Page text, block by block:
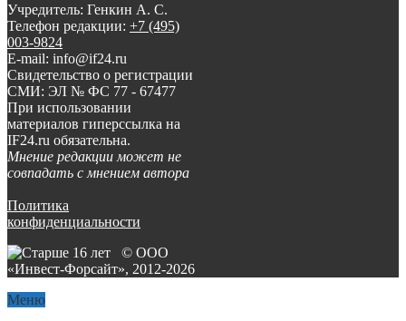
Учредитель: Генкин А. С.
Телефон редакции: +7 (495)
003-9824
E-mail: info@if24.ru
Свидетельство о регистрации
СМИ: ЭЛ № ФС 77 - 67477
При использовании
материалов гиперссылка на
IF24.ru обязательна.
Мнение редакции может не
совпадать с мнением автора
Политика
конфиденциальности
© ООО
«Инвест-Форсайт», 2012-2026
Меню